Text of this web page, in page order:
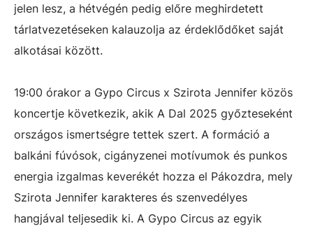
jelen lesz, a hétvégén pedig előre meghirdetett
tárlatvezetéseken kalauzolja az érdeklődőket saját
alkotásai között.
19:00 órakor a Gypo Circus x Szirota Jennifer közös
koncertje következik, akik A Dal 2025 győzteseként
országos ismertségre tettek szert. A formáció a
balkáni fúvósok, cigányzenei motívumok és punkos
energia izgalmas keverékét hozza el Pákozdra, mely
Szirota Jennifer karakteres és szenvedélyes
hangjával teljesedik ki. A Gypo Circus az egyik